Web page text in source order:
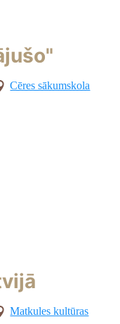
Cēres sākumskola
Matkules kultūras